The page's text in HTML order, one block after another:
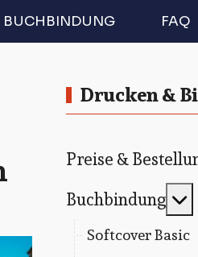
BUCHBINDUNG FAQ
Drucken &
Preise &
Buchbindung
Softcover Basic